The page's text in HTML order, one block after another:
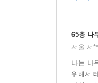
65층 나
서울 서
나는 나
위해서